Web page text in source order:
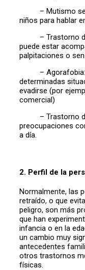
– Mutismo
niños para hablar
– Trastorno de
puede estar
palpitaciones o
– Agorafobia:
determinadas
evadirse (por
comercial)
– Trastorno de
preocupaciones
a día.
2. Perfil de la
Normalmente, las
retraído, o que
peligro, son más
que han
infancia o en la
un cambio muy
antecedentes
otros trastornos
físicas.